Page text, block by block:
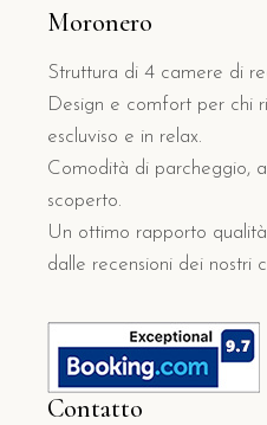
Moronero
Struttura di 4 camere di
Design e comfort per chi
escluviso e in relax.
Comodità di parcheggio,
scoperto.
Un ottimo rapporto
dalle recensioni dei nostri
Contatto